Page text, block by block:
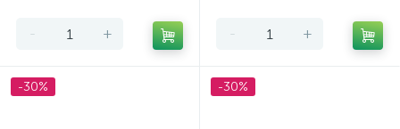
- + - +
-30% -30%